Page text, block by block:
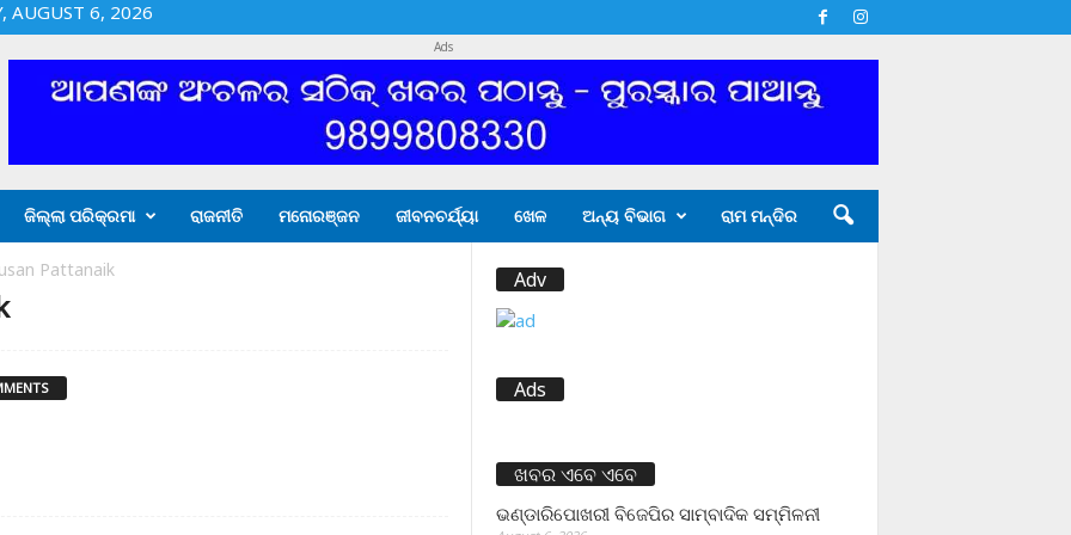
AUGUST 6, 2026
Ads
ଜିଲ୍ଲା ପରିକ୍ରମା ରାଜନୀତି ମନୋରଞ୍ଜନ ଜୀବନଚର୍ଯ୍ୟା ଖେଳ ଅନ୍ୟ ବିଭାଗ ରାମ ମନ୍ଦିର
Pattanaik Adv
Ads
ଖବର ଏବେ ଏବେ
ଭଣ୍ଡାରିପୋଖରୀ ବିଜେପିର ସାମ୍ବାଦିକ ସମ୍ମିଳନୀ